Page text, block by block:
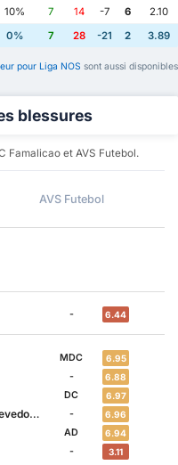
10% 7 14 -7 6
2.10
0% 7 28 -21 2 3.89
pour Liga NOS sont aussi disponibles
blessures
Famalicao et AVS Futebol.
AVS Futebol
- 6.44
MDC 6.95
- 6.88
DC 6.97
Sá - 6.96
AD 6.94
- 3.11